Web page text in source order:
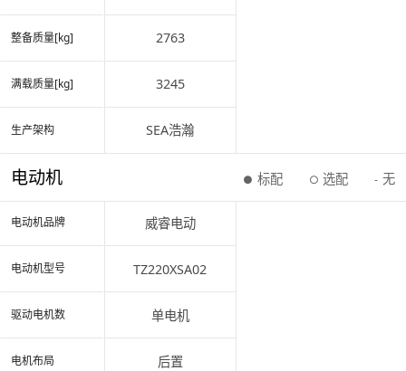
整备质量[kg]
满载质量[kg]
生产架构
电动机 ● 标配 ○ 选配 - 无
电动机品牌
电动机型号
驱动电机数
电机布局
2763
3245
SEA浩瀚
威睿电动
TZ220XSA02
单电机
后置